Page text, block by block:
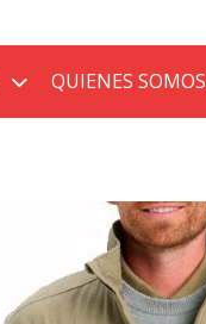
QUIENES SOMOS